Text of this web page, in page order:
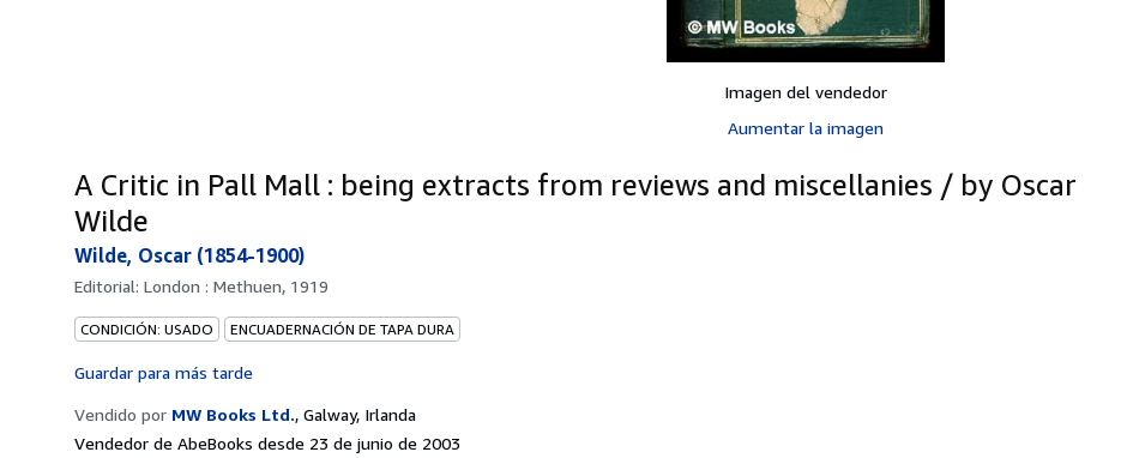
Imagen del vendedor
Aumentar la imagen
A Critic in Pall Mall : being extracts from reviews and miscellanies / by Oscar
Wilde
Wilde, Oscar (1854-1900)
Editorial: London : Methuen, 1919
CONDICIÓN: USADO ENCUADERNACIÓN DE TAPA DURA
Guardar para más tarde
Vendido por MW Books Ltd., Galway, Irlanda
Vendedor de AbeBooks desde 23 de junio de 2003